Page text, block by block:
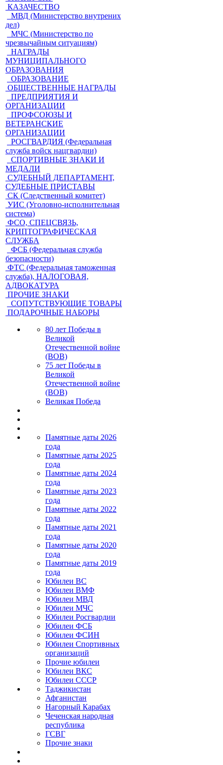
КАЗАЧЕСТВО
МВД (Министерство внутрених
дел)
МЧС (Министерство по
чрезвычайным ситуациям)
НАГРАДЫ
МУНИЦИПАЛЬНОГО
ОБРАЗОВАНИЯ
ОБРАЗОВАНИЕ
ОБЩЕСТВЕННЫЕ НАГРАДЫ
ПРЕДПРИЯТИЯ И
ОРГАНИЗАЦИИ
ПРОФСОЮЗЫ И
ВЕТЕРАНСКИЕ
ОРГАНИЗАЦИИ
РОСГВАРДИЯ (Федеральная
служба войск нацгвардии)
СПОРТИВНЫЕ ЗНАКИ И
МЕДАЛИ
СУДЕБНЫЙ ДЕПАРТАМЕНТ,
СУДЕБНЫЕ ПРИСТАВЫ
СК (Следственный комитет)
УИС (Уголовно-исполнительная
система)
ФСО, СПЕЦСВЯЗЬ,
КРИПТОГРАФИЧЕСКАЯ
СЛУЖБА
ФСБ (Федеральная служба
безопасности)
ФТС (Федеральная таможенная
служба), НАЛОГОВАЯ,
АДВОКАТУРА
ПРОЧИЕ ЗНАКИ
СОПУТСТВУЮЩИЕ ТОВАРЫ
ПОДАРОЧНЫЕ НАБОРЫ
80 лет Победы в
Великой
Отечественной войне
(ВОВ)
75 лет Победы в
Великой
Отечественной войне
(ВОВ)
Великая Победа
Памятные даты 2026
года
Памятные даты 2025
года
Памятные даты 2024
года
Памятные даты 2023
года
Памятные даты 2022
года
Памятные даты 2021
года
Памятные даты 2020
года
Памятные даты 2019
года
Юбилеи ВС
Юбилеи ВМФ
Юбилеи МВД
Юбилеи МЧС
Юбилеи Росгвардии
Юбилеи ФСБ
Юбилеи ФСИН
Юбилеи Спортивных
организаций
Прочие юбилеи
Юбилеи ВКС
Юбилеи СССР
Таджикистан
Афганистан
Нагорный Карабах
Чеченская народная
республика
ГСВГ
Прочие знаки